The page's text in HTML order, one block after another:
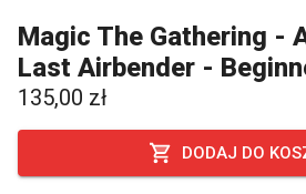
Magic The Gathering -
Last Airbender -
135,00 zł
DODAJ DO